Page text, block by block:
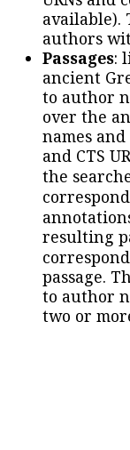
available).
authors
Passages:
ancient
to author
over the
names
and CTS
the
resulting
passage.
to author
two or